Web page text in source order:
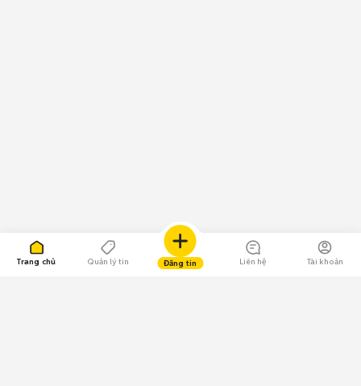
Trang chủ Quản lý tin Đăng tin Liên hệ Tài khoản